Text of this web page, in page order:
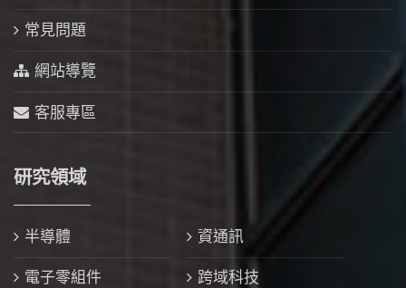
常見問題
網站導覽
客服專區
研究領域
半導體 資通訊
電子零組件 跨域科技